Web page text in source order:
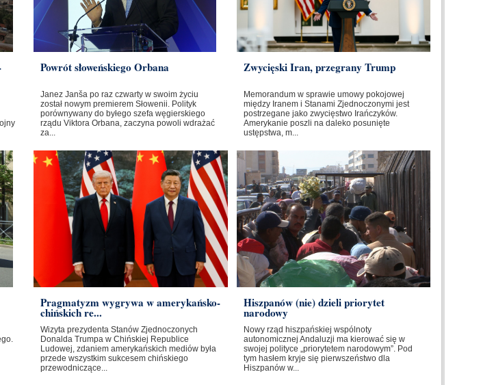
Powrót słoweńskiego Orbana
Janez Janša po raz czwarty w swoim życiu
został nowym premierem Słowenii. Polityk
porównywany do byłego szefa węgierskiego
rządu Viktora Orbana, zaczyna powoli wdrażać
za...
Zwycięski Iran, przegrany Trump
Memorandum w sprawie umowy pokojowej
między Iranem i Stanami Zjednoczonymi jest
postrzegane jako zwycięstwo Irańczyków.
Amerykanie poszli na daleko posunięte
ustępstwa, m...
Pragmatyzm wygrywa w amerykańsko-
chińskich re...
Wizyta prezydenta Stanów Zjednoczonych
Donalda Trumpa w Chińskiej Republice
Ludowej, zdaniem amerykańskich mediów była
przede wszystkim sukcesem chińskiego
przewodniczące...
Hiszpanów (nie) dzieli priorytet
narodowy
Nowy rząd hiszpańskiej wspólnoty
autonomicznej Andaluzji ma kierować się w
swojej polityce „priorytetem narodowym”. Pod
tym hasłem kryje się pierwszeństwo dla
Hiszpanów w...